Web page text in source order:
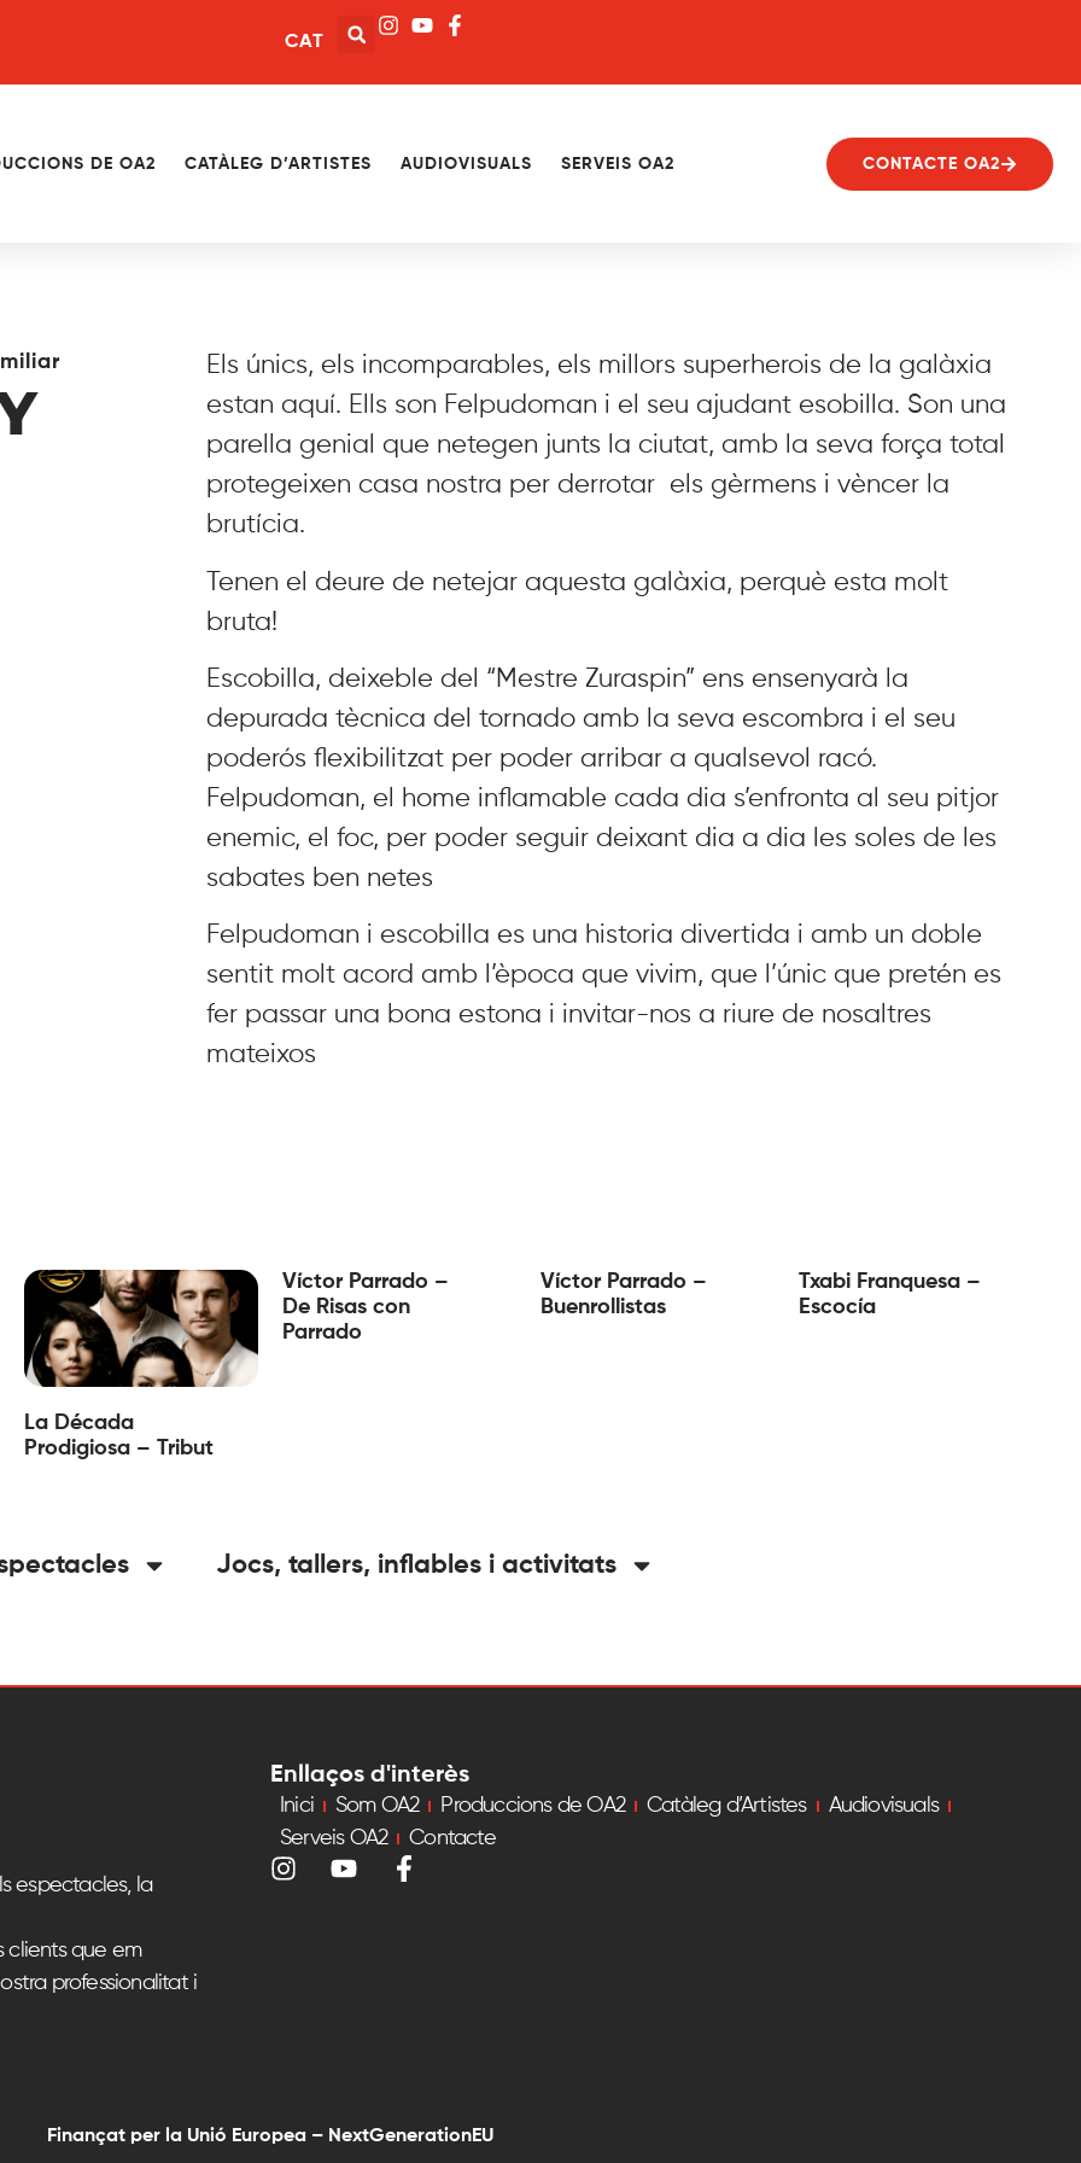
CAT
DE OA2 CATÀLEG D’ARTISTES AUDIOVISUALS SERVEIS OA2 CONTACTE OA2
Els únics, els incomparables, els millors superherois de la galàxia
estan aquí. Ells son Felpudoman i el seu ajudant esobilla. Son una
parella genial que netegen junts la ciutat, amb la seva força total
protegeixen casa nostra per derrotar els gèrmens i vèncer la
brutícia.
Tenen el deure de netejar aquesta galàxia, perquè esta molt
bruta!
Escobilla, deixeble del “Mestre Zuraspin” ens ensenyarà la
depurada tècnica del tornado amb la seva escombra i el seu
poderós flexibilitzat per poder arribar a qualsevol racó.
Felpudoman, el home inflamable cada dia s’enfronta al seu pitjor
enemic, el foc, per poder seguir deixant dia a dia les soles de les
sabates ben netes
Felpudoman i escobilla es una historia divertida i amb un doble
sentit molt acord amb l’època que vivim, que l’únic que pretén es
fer passar una bona estona i invitar-nos a riure de nosaltres
mateixos
La Década
Prodigiosa – Tribut
Víctor Parrado –
De Risas con
Parrado
Víctor Parrado –
Buenrollistas
Txabi Franquesa –
Escocía
Jocs, tallers, inflables i activitats
espectacles, la
clients que em
professionalitat i
Enllaços d'interès
Inici Som OA2 Produccions de OA2 Catàleg d’Artistes
Audiovisuals
Serveis OA2
Contacte
Finançat per la Unió Europea – NextGenerationEU